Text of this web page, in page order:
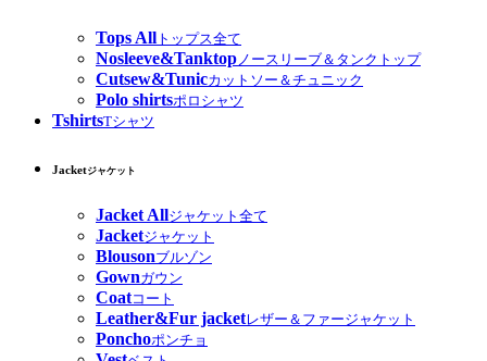
Tops All トップス全て
Nosleeve&Tanktop ノースリーブ＆タンクトップ
Cutsew&Tunicカットソー＆チュニック
Polo shirtsポロシャツ
TshirtsTシャツ
Jacketジャケット
Jacket Allジャケット全て
Jacketジャケット
Blousonブルゾン
Gownガウン
Coatコート
Leather&Fur jacketレザー＆ファージャケット
Ponchoポンチョ